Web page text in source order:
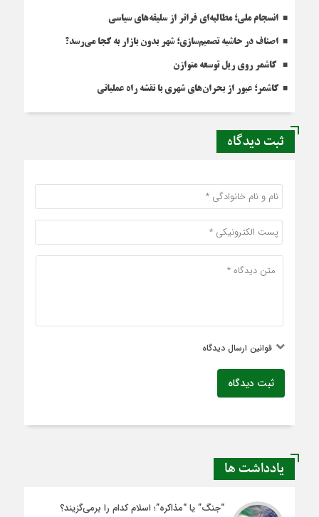
انسجام ملی؛ مطالبه‌ای فراتر از سلیقه‌های سیاسی
اصناف در حاشیه تصمیم‌سازی؛ شهر بدون بازار به کجا می‌رسد؟
کاشمر روی ریل توسعه متوازن
کاشمر؛ عبور از بحران‌های شهری با نقشه راه عملیاتی
ثبت دیدگاه
قوانین ارسال دیدگاه
ثبت دیدگاه
یادداشت ها
“جنگ” یا “مذاکره”؛ اسلام کدام را برمی‌گزیند؟